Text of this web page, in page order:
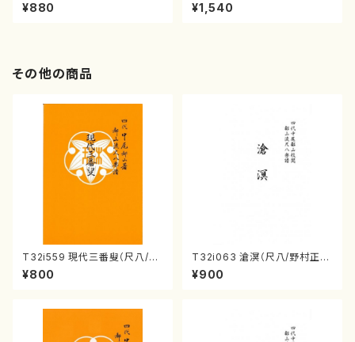
¥880
宮城宗家監修/箏曲古典楽譜）
¥1,540
その他の商品
T32i559 現代三番叟（尺八/杵
屋正邦/楽譜）都山流公刊楽譜曲
番:2269
¥800
T32i063 滄溟（尺八/野村正
峰/尺八/都山式譜）都山流公刊
楽譜曲番:512
¥900